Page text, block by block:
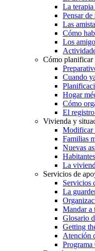
La terapia
Pensar de
Las
Cómo
Los
Cómo planificar
Cuando
Hogar
Cómo
El
Vivienda y
Modificar
Familias
Nuevas
La
Servicios de
Servicios
La
Mandar a
Glosario
Getting
Atención